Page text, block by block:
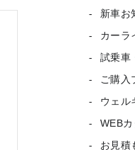
新車お
カーラ
試乗車
ご購入
ウェル
WEB
お見積